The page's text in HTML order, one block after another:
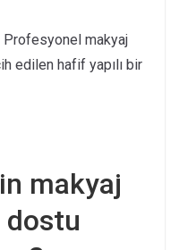
Profesyonel makyaj
edilen hafif yapılı bir